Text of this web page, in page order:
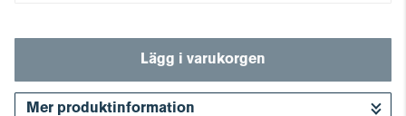
Lägg i varukorgen
Mer produktinformation